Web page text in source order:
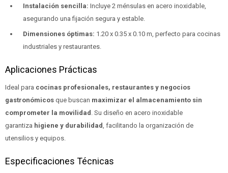
Instalación sencilla: Incluye 2 ménsulas en acero inoxidable,
asegurando una fijación segura y estable.
Dimensiones óptimas: 1.20 x 0.35 x 0.10 m, perfecto para cocinas
industriales y restaurantes.
Aplicaciones Prácticas
Ideal para cocinas profesionales, restaurantes y negocios
gastronómicos que buscan maximizar el almacenamiento sin
comprometer la movilidad . Su diseño en acero inoxidable
garantiza higiene y durabilidad , facilitando la organización de
utensilios y equipos.
Especificaciones Técnicas